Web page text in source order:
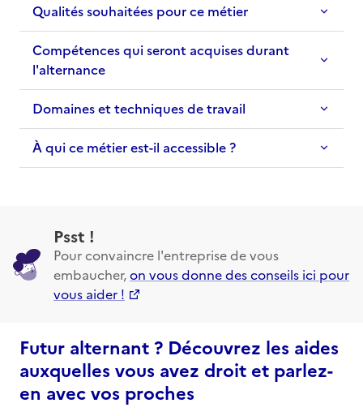
Qualités souhaitées pour ce métier
Compétences qui seront acquises durant
l'alternance
Domaines et techniques de travail
À qui ce métier est-il accessible ?
Psst !
Pour convaincre l'entreprise de vous
embaucher,on vous donne des conseils ici pour
vous aider !
Futur alternant ? Découvrez les aides
auxquelles vous avez droit et parlez-
en avec vos proches